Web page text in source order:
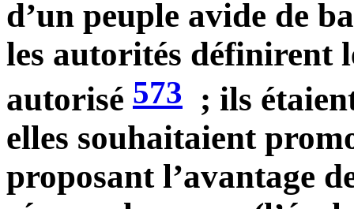
d’un peuple avide de
les autorités définirent
autorisé 573 ; ils
elles souhaitaient
proposant l’avantage